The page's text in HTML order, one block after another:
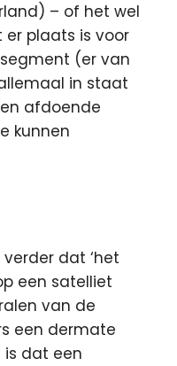
– of het wel
plaats is voor
(er van
in staat
afdoende
kunnen
dat ‘het
een satelliet
van de
een dermate
dat een